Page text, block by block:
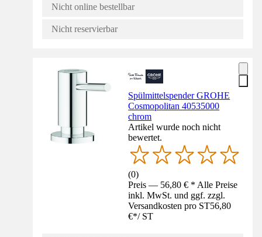
Nicht online bestellbar
Nicht reservierbar
Spülmittelspender GROHE
Cosmopolitan 40535000
chrom
Artikel wurde noch nicht
bewertet.
(0)
Preis — 56,80 € * Alle Preise
inkl. MwSt. und ggf. zzgl.
Versandkosten pro ST56,80
€*/ ST